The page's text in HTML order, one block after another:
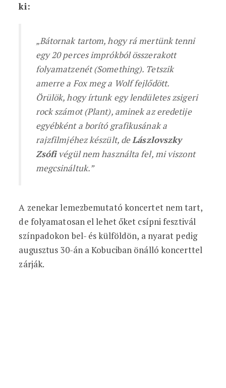
ki:
„Bátornak tartom, hogy rá mertünk tenni
egy 20 perces imprókból összerakott
folyamatzenét (Something). Tetszik
amerre a Fox meg a Wolf fejlődött.
Örülök, hogy írtunk egy lendületes zsigeri
rock számot (Plant), aminek az eredetije
egyébként a borító grafikusának a
rajzfilmjéhez készült, deLászlovszky
Zsófivégül nem használta fel, mi viszont
megcsináltuk.”
A zenekar lemezbemutató koncertet nem tart,
de folyamatosan el lehet őket csípni fesztivál
színpadokon bel- és külföldön, a nyarat pedig
augusztus 30-án a Kobuciban önálló koncerttel
zárják.